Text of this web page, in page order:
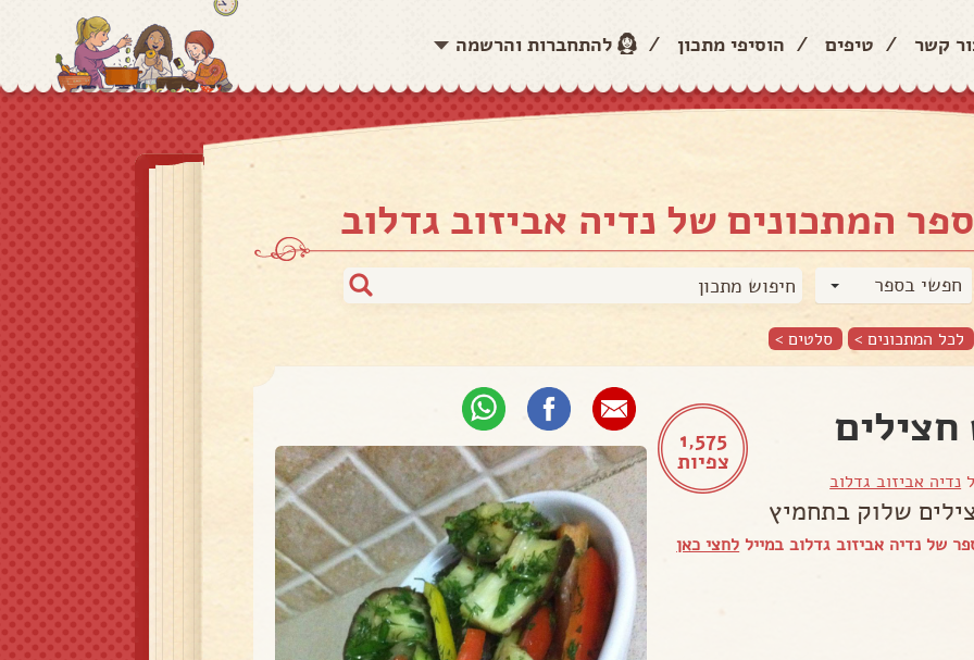
קשר / טיפים / הוסיפי מתכון / להתחברות והרשמה
ספר המתכונים של נדיה אביזוב גדלוב
חפשי בספר
לכל המתכונים > סלטים >
1,575
צפיות
נדיה אביזוב גדלוב
שלוק בתחמיץ
של נדיה אביזוב גדלוב במייל לחצי כאן